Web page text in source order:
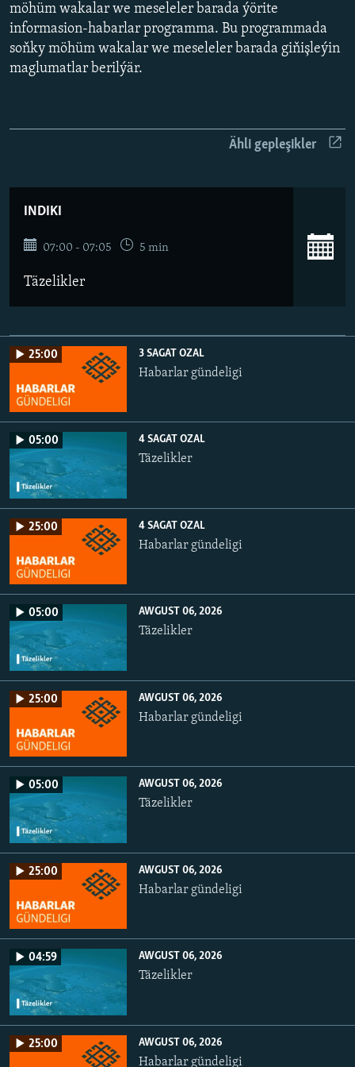
möhüm wakalar we meseleler barada ýörite
informasion-habarlar programma. Bu programmada
soňky möhüm wakalar we meseleler barada giňişleýin
maglumatlar berilýär.
Ähli gepleşikler
INDIKI
07:00 - 07:05 5 min
Täzelikler
25:00 3 SAGAT OZAL
Habarlar gündeligi
05:00 4 SAGAT OZAL
Täzelikler
25:00 4 SAGAT OZAL
Habarlar gündeligi
05:00 AWGUST 06, 2026
Täzelikler
25:00 AWGUST 06, 2026
Habarlar gündeligi
05:00 AWGUST 06, 2026
Täzelikler
25:00 AWGUST 06, 2026
Habarlar gündeligi
04:59 AWGUST 06, 2026
Täzelikler
25:00 AWGUST 06, 2026
Habarlar gündeligi